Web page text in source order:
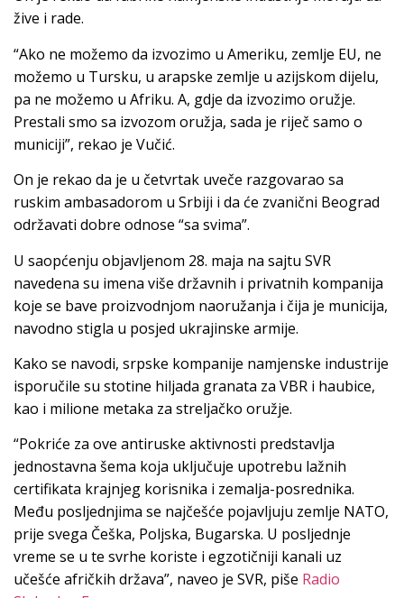
žive i rade.
“Ako ne možemo da izvozimo u Ameriku, zemlje EU, ne
možemo u Tursku, u arapske zemlje u azijskom dijelu,
pa ne možemo u Afriku. A, gdje da izvozimo oružje.
Prestali smo sa izvozom oružja, sada je riječ samo o
municiji”, rekao je Vučić.
On je rekao da je u četvrtak uveče razgovarao sa
ruskim ambasadorom u Srbiji i da će zvanični Beograd
održavati dobre odnose “sa svima”.
U saopćenju objavljenom 28. maja na sajtu SVR
navedena su imena više državnih i privatnih kompanija
koje se bave proizvodnjom naoružanja i čija je municija,
navodno stigla u posjed ukrajinske armije.
Kako se navodi, srpske kompanije namjenske industrije
isporučile su stotine hiljada granata za VBR i haubice,
kao i milione metaka za streljačko oružje.
“Pokriće za ove antiruske aktivnosti predstavlja
jednostavna šema koja uključuje upotrebu lažnih
certifikata krajnjeg korisnika i zemalja-posrednika.
Među posljednjima se najčešće pojavljuju zemlje NATO,
prije svega Češka, Poljska, Bugarska. U posljednje
vreme se u te svrhe koriste i egzotičniji kanali uz
učešće afričkih država”, naveo je SVR, piše Radio